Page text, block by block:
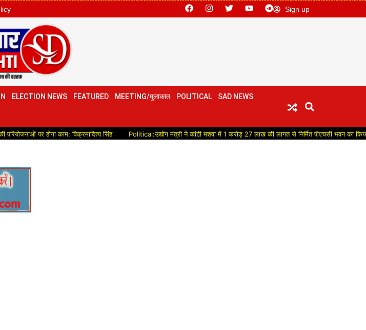
Sign up
ELECTION NEWS FEATURED MEETING/मुलाकात POLITICAL SAD NEWS
होगा काम: विक्रमादित्य सिंह Political:उद्योग मंत्री ने कांटी मशवा में 1 करोड़ 27 लाख की लागत से निर्मित पीएचसी भवन का किया लोकार्पण